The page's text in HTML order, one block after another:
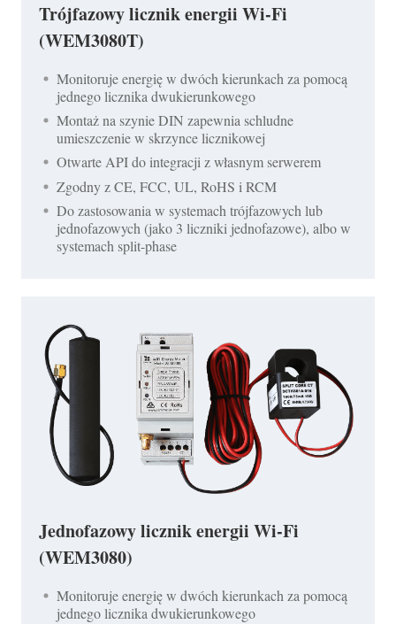
Trójfazowy licznik energii Wi-Fi
(WEM3080T)
Monitoruje energię w dwóch kierunkach za pomocą
jednego licznika dwukierunkowego
Montaż na szynie DIN zapewnia schludne
umieszczenie w skrzynce licznikowej
Otwarte API do integracji z własnym serwerem
Zgodny z CE, FCC, UL, RoHS i RCM
Do zastosowania w systemach trójfazowych lub
jednofazowych (jako 3 liczniki jednofazowe), albo w
systemach split-phase
Jednofazowy licznik energii Wi-Fi
(WEM3080)
Monitoruje energię w dwóch kierunkach za pomocą
jednego licznika dwukierunkowego